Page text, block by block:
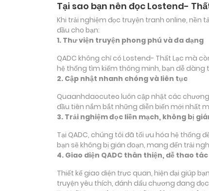
Tại sao bạn nên đọc Lostend-
Khi trải nghiệm đọc truyện tranh online, nền
đầu cho bạn:
1. Thư viện truyện phong phú và đa dạng
QADC không chỉ có Lostend- Thất Lạc mà
hệ thống tìm kiếm thông minh, bạn dễ
2. Cập nhật nhanh chóng và liên tục
Quaanhdaocuteo luôn cập nhật các chương
đầu tiên nắm bắt những diễn biến mới nhất
3. Trải nghiệm đọc liền mạch, không bị
Tại QADC, chúng tôi đã tối ưu hóa hệ thống
bạn sẽ không bị gián đoạn, mang đến trải
4. Giao diện QADC thân thiện, dễ thao tác
Thiết kế giao diện trực quan, hiện đại giúp
truyện yêu thích, đánh dấu chương đang